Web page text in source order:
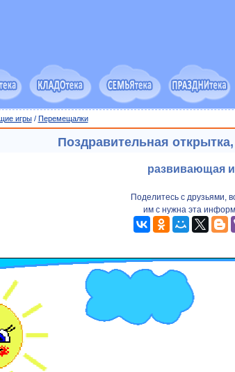
игры/ Перемещалки
Поздравительная
развивающая
Поделитесь с друзьями,
им с нужна эта